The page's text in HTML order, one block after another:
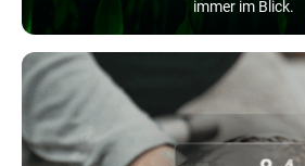
immer im Blick.